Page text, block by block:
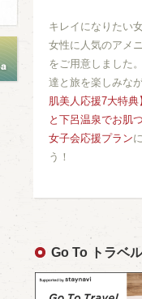
キレイになりたい
女性に人気のアメ
をご用意しました
達と旅を楽しみな
肌美人応援7大特
と下呂温泉でお肌
女子会応援プラン
う！
Go To トラベ